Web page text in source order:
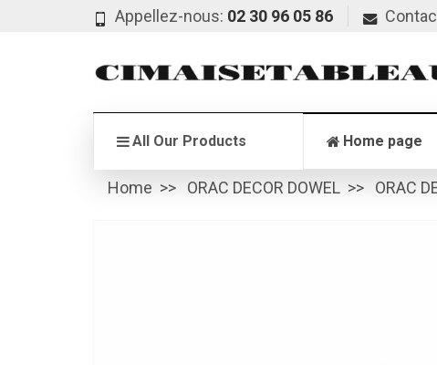
Appellez-nous: 02 30 96 05 86
All Our Products Home page
Home ORAC DECOR DOWEL ORAC